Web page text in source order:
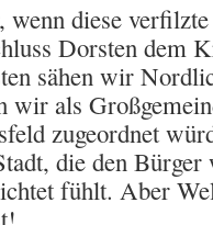
wenn diese
Dorsten dem
sähen wir
wir als
zugeordnet
die den
fühlt. Aber